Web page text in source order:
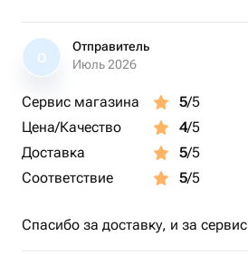
О
Отправитель
Июль 2026
Сервис магазина 5/5
Цена/Качество
4/5
Доставка
5/5
Соответствие
5/5
Спасибо за доставку, и за сервис